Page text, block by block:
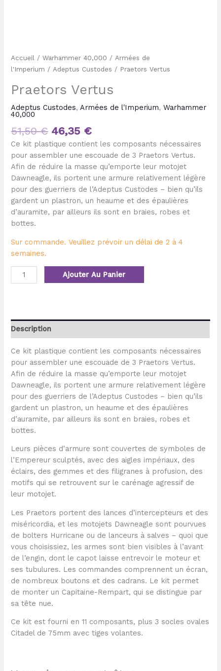
Accueil /Warhammer 40,000 /Armées de
l'Imperium /Adeptus Custodes / Praetors Vertus
Praetors Vertus
Adeptus Custodes,Armées de l'Imperium,Warhammer
40,000
51,50€ 46,35 €
Ce kit plastique contient les composants nécessaires
pour assembler une escouade de 3 Praetors Vertus.
Afin de réduire la masse qu’emporte leur motojet
Dawneagle, ils portent une armure relativement légère
pour des guerriers de l’Adeptus Custodes – bien qu’ils
gardent un plastron, un heaume et des épaulières
d’auramite, par ailleurs ils sont en braies, robes et
bottes.
Sur commande. Veuillez prévoir un délai de 2 à 4
semaines.
Ajouter Au Panier
Description
Ce kit plastique contient les composants nécessaires
pour assembler une escouade de 3 Praetors Vertus.
Afin de réduire la masse qu’emporte leur motojet
Dawneagle, ils portent une armure relativement légère
pour des guerriers de l’Adeptus Custodes – bien qu’ils
gardent un plastron, un heaume et des épaulières
d’auramite, par ailleurs ils sont en braies, robes et
bottes.
Leurs pièces d’armure sont couvertes de symboles de
l’Empereur sculptés, avec des aigles impériaux, des
éclairs, des gemmes et des filigranes à profusion, des
motifs qui se retrouvent sur le carénage agressif de
leur motojet.
Les Praetors portent des lances d’intercepteurs et des
miséricordia, et les motojets Dawneagle sont pourvues
de bolters Hurricane ou de lanceurs à salves – quoi que
vous choisissiez, les armes sont bien visibles à l’avant
de l’engin, dont le capot laisse entrevoir le moteur et
ses tubulures. Les commandes comprennent un écran,
de nombreux boutons et des cadrans. Le kit permet
de monter un Capitaine-Rempart, qui se distingue par
sa tête nue.
Ce kit est fourni en 11 composants, plus 3 socles ovales
Citadel de 75mm avec tiges volantes.